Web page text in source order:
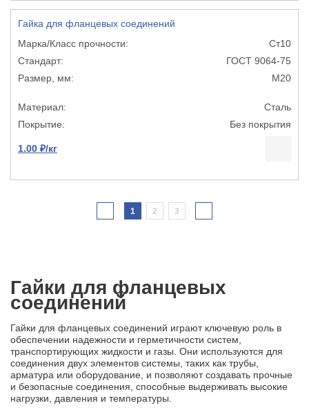
Гайка для фланцевых соединений
Ст10
ГОСТ 9064-75
М20
Сталь
Без покрытия
1.00 ₽/кг
1 2 3
Гайки для фланцевых
соединений
Гайки для фланцевых соединений играют ключевую роль в
обеспечении надежности и герметичности систем,
транспортирующих жидкости и газы. Они используются для
соединения двух элементов системы, таких как трубы,
арматура или оборудование, и позволяют создавать прочные
и безопасные соединения, способные выдерживать высокие
нагрузки, давления и температуры.